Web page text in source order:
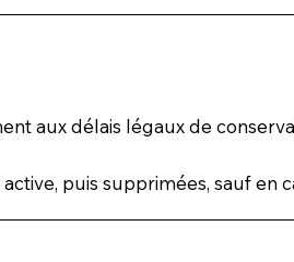
aux délais légaux de
puis supprimées, sauf en